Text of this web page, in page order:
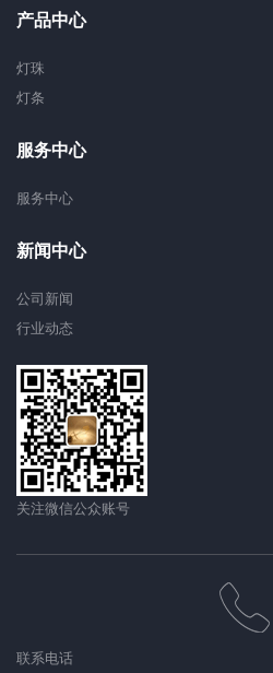
产品中心
灯珠
灯条
服务中心
服务中心
新闻中心
公司新闻
行业动态
关注微信公众账号
联系电话